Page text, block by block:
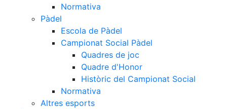
Normativa
Pàdel
Escola de Pàdel
Campionat Social Pàdel
Quadres de joc
Quadre d'Honor
Històric del Campionat Social
Normativa
Altres esports